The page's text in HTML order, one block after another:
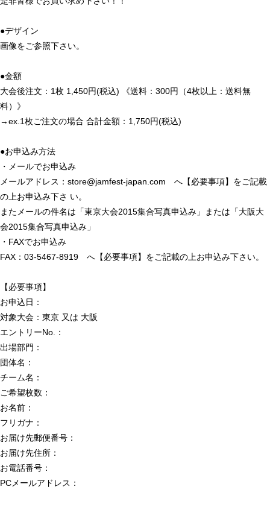
●デザイン
画像をご参照下さい。
●金額
大会後注文：1枚 1,450円(税込) 《送料：300円（4枚以上：送料無
料）》
→ex.1枚ご注文の場合 合計金額：1,750円(税込)
●お申込み方法
・メールでお申込み
メールアドレス：store@jamfest-japan.com へ【必要事項】をご記載
の上お申込み下さ い。
またメールの件名は「東京大会2015集合写真申込み」または「大阪大
会2015集合写真申込み」
・FAXでお申込み
FAX：03-5467-8919 へ【必要事項】をご記載の上お申込み下さい。
【必要事項】
お申込日：
対象大会：東京 又は 大阪
エントリーNo.：
出場部門：
団体名：
チーム名：
ご希望枚数：
お名前：
フリガナ：
お届け先郵便番号：
お届け先住所：
お電話番号：
PCメールアドレス：